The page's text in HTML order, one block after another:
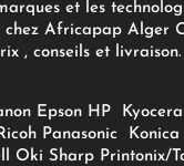
et les
chez Africapap Alger
, conseils et livraison.
Epson HP Kyocera
Ricoh Panasonic
Konica
Oki Sharp Printonix/